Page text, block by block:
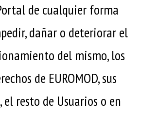
de cualquier forma
dañar o deteriorar el
del mismo, los
de EUROMOD, sus
el resto de Usuarios o en